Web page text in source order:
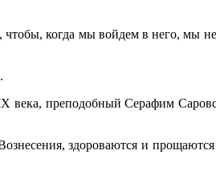
чтобы, когда мы войдем в него, мы
века, преподобный Серафим
здороваются и